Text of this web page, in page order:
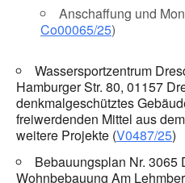
Anschaffung und
Co00065/25)
Wassersportzentrum
Hamburger Str. 80, 01157
denkmalgeschütztes
freiwerdenden Mittel aus
weitere Projekte (V0487/25)
Bebauungsplan Nr. 3065
Wohnbebauung Am